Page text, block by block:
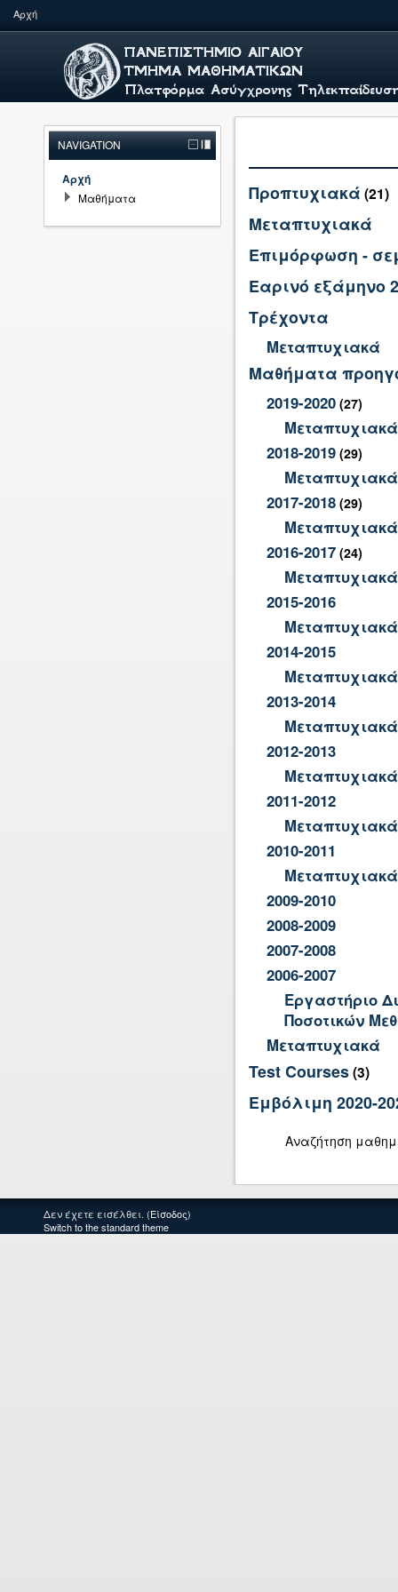
Αρχή
Προπτυχιακά (21)
Μεταπτυχιακά
Επιμόρφωση -
Εαρινό εξάμηνο
Τρέχοντα
Μεταπτυχιακά
Μαθήματα
2019-2020 (27)
Μεταπτυχιακά
2018-2019 (29)
Μεταπτυχιακά
2017-2018 (29)
Μεταπτυχιακά
2016-2017 (24)
Μεταπτυχιακά
2015-2016
Μεταπτυχιακά
2014-2015
Μεταπτυχιακά
2013-2014
Μεταπτυχιακά
2012-2013
Μεταπτυχιακά
2011-2012
Μεταπτυχιακά
2010-2011
Μεταπτυχιακά
2009-2010
2008-2009
2007-2008
2006-2007
Εργαστήριο
Ποσοτικών
Μεταπτυχιακά
Test Courses(3)
Εμβόλιμη 2020-
Αναζήτηση
NAVIGATION
Αρχή
Μαθήματα
Δεν έχετε εισέλθει. (Είσοδος)
Switch to the standard theme